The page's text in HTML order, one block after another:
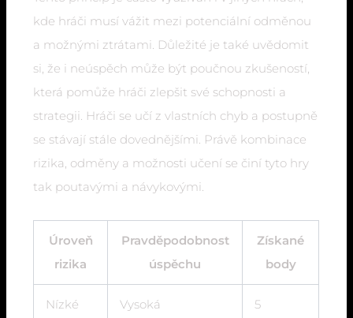
kde hráči musí vážit mezi potenciální odměnou
a možnými ztrátami. Důležité je také uvědomit
si, že i neúspěch může být poučnou zkušeností,
která pomůže hráči zlepšit své schopnosti a
strategii. Hráči se učí z vlastních chyb a postupně
se stávají stále dovednějšími. Právě kombinace
rizika, odměny a možnosti učení se činí tyto hry
tak poutavými a návykovými.
Úroveň
rizika
Pravděpodobnost
úspěchu
Získané
body
Nízké Vysoká 5